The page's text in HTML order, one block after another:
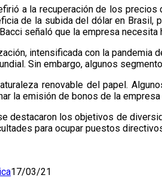
a la recuperación de los
de la subida del dólar en
señaló que la empresa necesita
intensificada con la
Sin embargo, algunos
renovable del papel.
la emisión de bonos de la
destacaron los objetivos de
para ocupar puestos
17/03/21